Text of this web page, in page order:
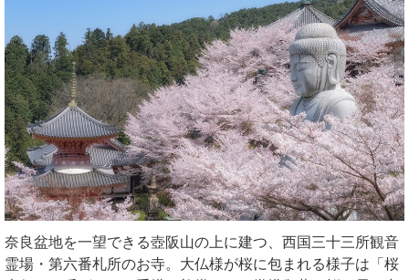
奈良盆地を一望できる壺阪山の上に建つ、西国三十三所観音
霊場・第六番札所のお寺。大仏様が桜に包まれる様子は「桜